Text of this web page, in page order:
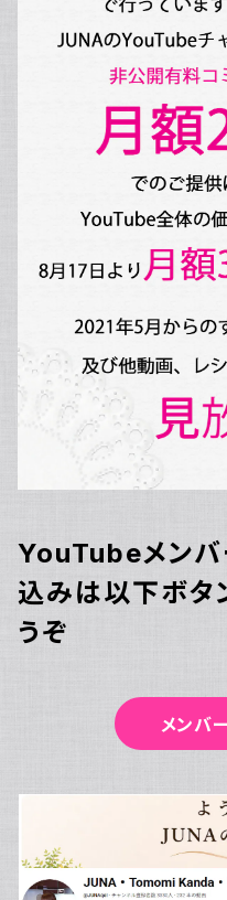
YouTubeメンバ
込みは以下ボタ
うぞ
メンバ